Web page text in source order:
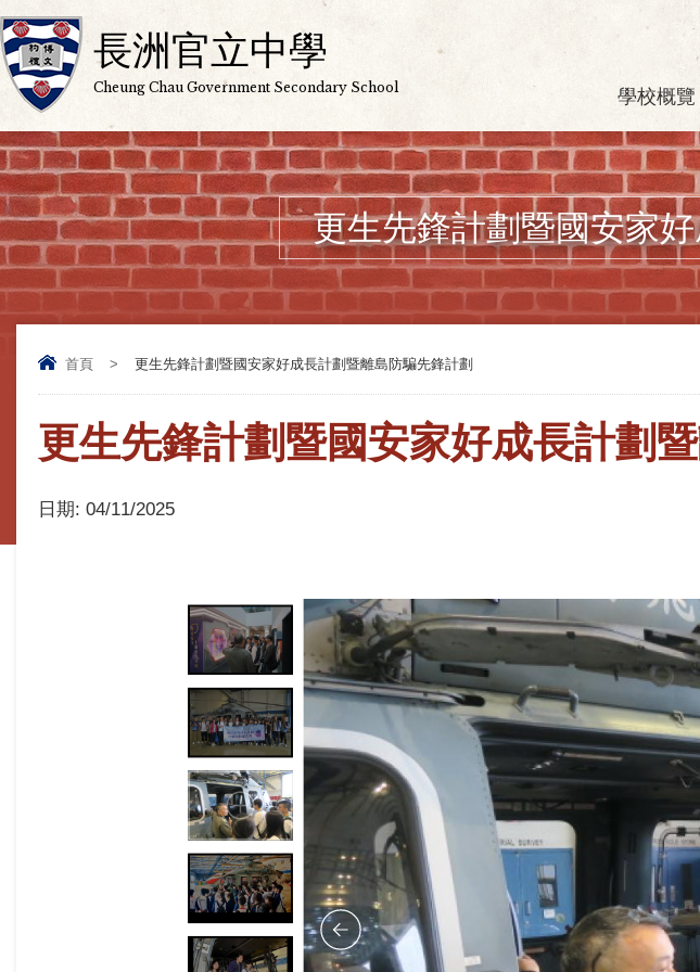
長洲官立中學
Cheung Chau Government Secondary School 學校概覽
更生先鋒計劃暨國安家
首頁 > 更生先鋒計劃暨國安家好成長計劃暨離島防騙先鋒計劃
更生先鋒計劃暨國安家好成長計劃
日期: 04/11/2025